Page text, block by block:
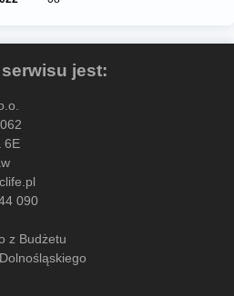
jest:
6E
090
z Budżetu